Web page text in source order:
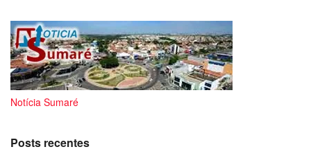
Notícia Sumaré
Posts recentes